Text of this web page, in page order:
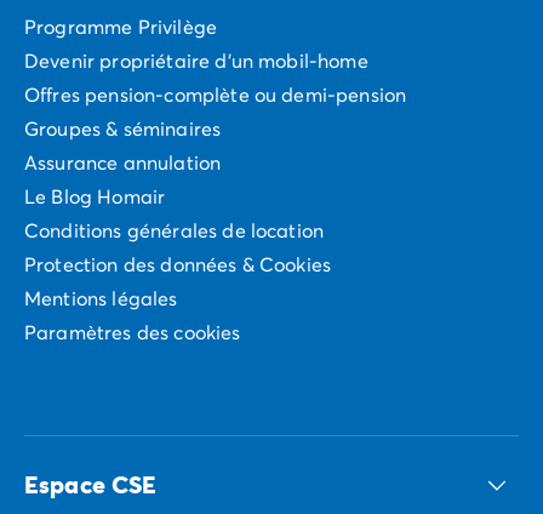
Programme Privilège
Devenir propriétaire d'un mobil-home
Offres pension-complète ou demi-pension
Groupes & séminaires
Assurance annulation
Le Blog Homair
Conditions générales de location
Protection des données & Cookies
Mentions légales
Paramètres des cookies
Espace CSE